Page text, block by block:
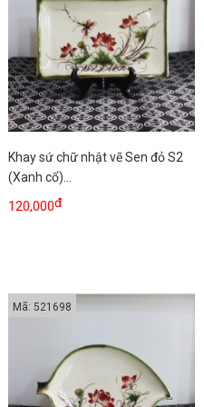
Khay sứ chữ nhật vẽ Sen đỏ S2
(Xanh cổ)...
120,000đ
Mã: 521698